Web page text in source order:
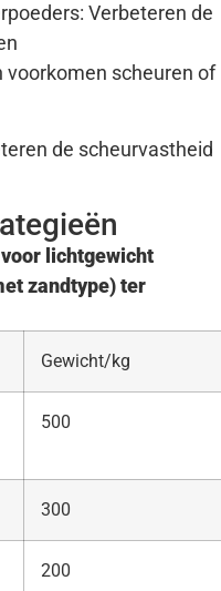
Verbeteren de
scheuren of
de scheurvastheid
lichtgewicht
zandtype) ter
Gewicht/kg
500
300
200